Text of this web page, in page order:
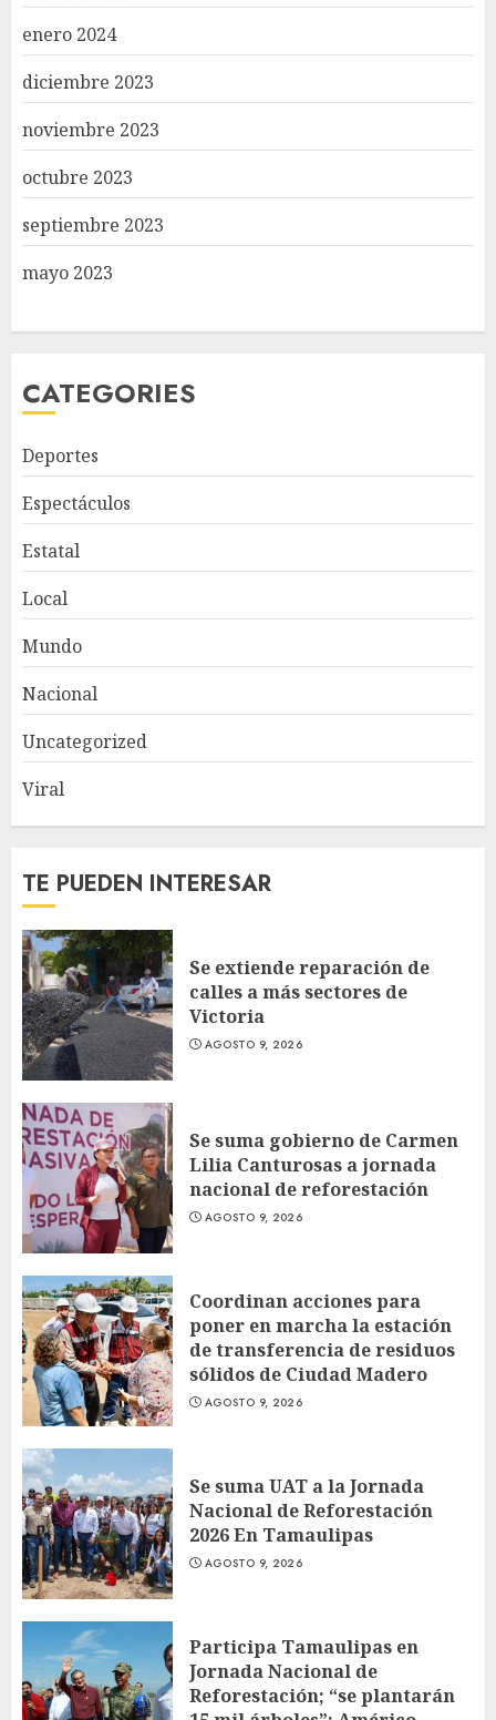
enero 2024
diciembre 2023
noviembre 2023
octubre 2023
septiembre 2023
mayo 2023
CATEGORIES
Deportes
Espectáculos
Estatal
Local
Mundo
Nacional
Uncategorized
Viral
TE PUEDEN INTERESAR
Se extiende reparación de
calles a más sectores de
Victoria
AGOSTO 9, 2026
Se suma gobierno de Carmen
Lilia Canturosas a jornada
nacional de reforestación
AGOSTO 9, 2026
Coordinan acciones para
poner en marcha la estación
de transferencia de residuos
sólidos de Ciudad Madero
AGOSTO 9, 2026
Se suma UAT a la Jornada
Nacional de Reforestación
2026 En Tamaulipas
AGOSTO 9, 2026
Participa Tamaulipas en
Jornada Nacional de
Reforestación; “se plantarán